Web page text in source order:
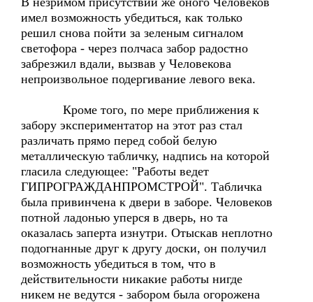
имел возможность убедиться, как только
решил снова пойти за зеленым сигналом
светофора - через полчаса забор радостно
забрезжил вдали, вызвав у Человекова
непроизвольное подергивание левого века.
Кроме того, по мере приближения к
забору экспериментатор на этот раз стал
различать прямо перед собой белую
металлическую табличку, надпись на которой
гласила следующее: "Работы ведет
ГИПРОГРАЖДАНПРОМСТРОЙ". Табличка
была привинчена к двери в заборе. Человеков
потной ладонью уперся в дверь, но та
оказалась заперта изнутри. Отыскав неплотно
подогнанные друг к другу доски, он получил
возможность убедиться в том, что в
действительности никакие работы нигде
никем не ведутся - забором была огорожена